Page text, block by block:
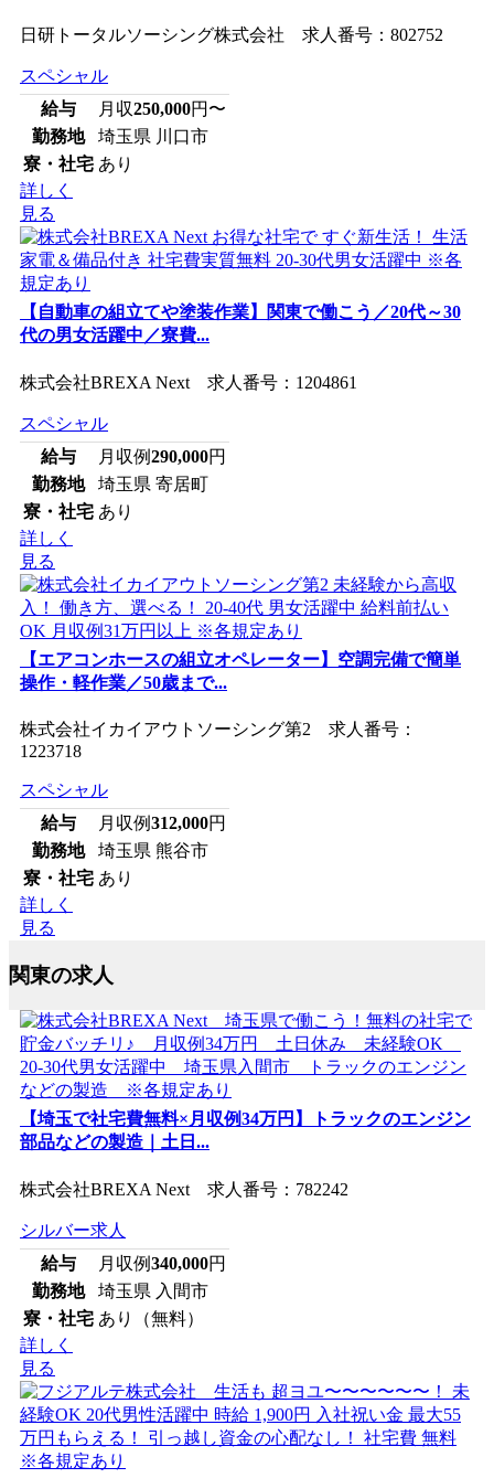
日研トータルソーシング株式会社 求人番号：802752
スペシャル
給与
月収250,000円〜
勤務地
埼玉県 川口市
寮・社宅 あり
詳しく
見る
【自動車の組立てや塗装作業】関東で働こう／20代～30
代の男女活躍中／寮費...
株式会社BREXA Next 求人番号：1204861
スペシャル
給与
月収例290,000円
勤務地
埼玉県 寄居町
寮・社宅 あり
詳しく
見る
【エアコンホースの組立オペレーター】空調完備で簡単
操作・軽作業／50歳まで...
株式会社イカイアウトソーシング第2 求人番号：
1223718
スペシャル
給与
月収例312,000円
勤務地
埼玉県 熊谷市
寮・社宅 あり
詳しく
見る
関東の求人
【埼玉で社宅費無料×月収例34万円】トラックのエンジン
部品などの製造｜土日...
株式会社BREXA Next 求人番号：782242
シルバー求人
給与
月収例340,000円
勤務地
埼玉県 入間市
寮・社宅 あり（無料）
詳しく
見る